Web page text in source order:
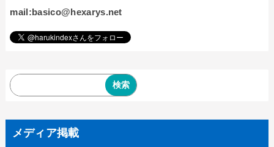
mail:basico@hexarys.net
メディア掲載